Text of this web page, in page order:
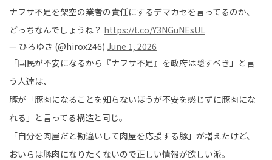
ナフサ不足を架空の業者の責任にするデマカセを言ってるのか、
どっちなんでしょうね？ https://t.co/Y3NGuNEsUL
— ひろゆき (@hirox246) June 1, 2026
「国民が不安になるから『ナフサ不足』を政府は隠すべき」と言
う人達は、
豚が「豚肉になることを知らないほうが不安を感じずに豚肉にな
れる」と言ってる構造と同じ。
「自分を肉屋だと勘違いして肉屋を応援する豚」が増えたけど、
おいらは豚肉になりたくないので正しい情報が欲しい派。